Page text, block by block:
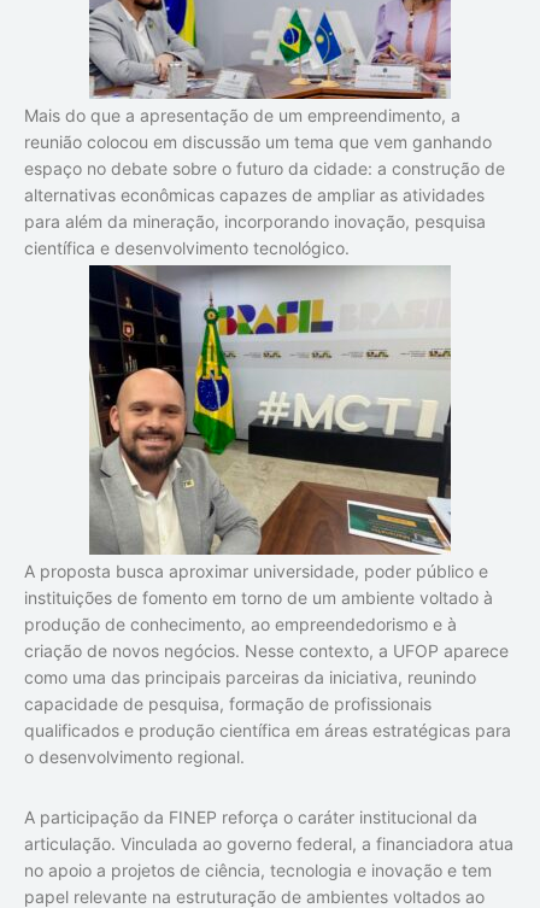
Mais do que a apresentação de um empreendimento, a
reunião colocou em discussão um tema que vem ganhando
espaço no debate sobre o futuro da cidade: a construção de
alternativas econômicas capazes de ampliar as atividades
para além da mineração, incorporando inovação, pesquisa
científica e desenvolvimento tecnológico.
A proposta busca aproximar universidade, poder público e
instituições de fomento em torno de um ambiente voltado à
produção de conhecimento, ao empreendedorismo e à
criação de novos negócios. Nesse contexto, a UFOP aparece
como uma das principais parceiras da iniciativa, reunindo
capacidade de pesquisa, formação de profissionais
qualificados e produção científica em áreas estratégicas para
o desenvolvimento regional.
A participação da FINEP reforça o caráter institucional da
articulação. Vinculada ao governo federal, a financiadora atua
no apoio a projetos de ciência, tecnologia e inovação e tem
papel relevante na estruturação de ambientes voltados ao